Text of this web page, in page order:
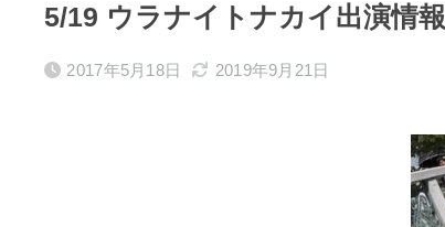
5/19 ウラナイトナカイ出演情報
2017年5月18日 2019年9月21日